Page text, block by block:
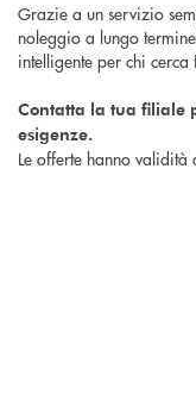
Grazie a un servizio
noleggio a lungo
intelligente per chi
Contatta la tua filiale
esigenze.
Le offerte hanno